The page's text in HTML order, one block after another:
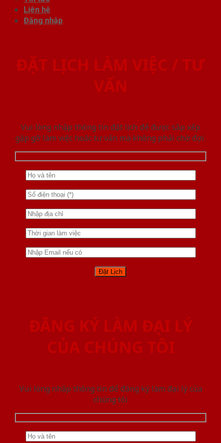
Liên hệ
Đăng nhập
ĐẶT LỊCH LÀM VIỆC / TƯ
VẤN
Vui lòng nhập thông tin đặt lịch để được sắp xếp
gặp gỡ làm việc hoăc tư vấn mà không phải chờ đợi.
ĐĂNG KÝ LÀM ĐẠI LÝ
CỦA CHÚNG TÔI
Vui lòng nhập thông tin để đăng ký làm đại lý của
chúng tôi